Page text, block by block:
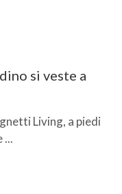
si veste a
Living, a piedi
...